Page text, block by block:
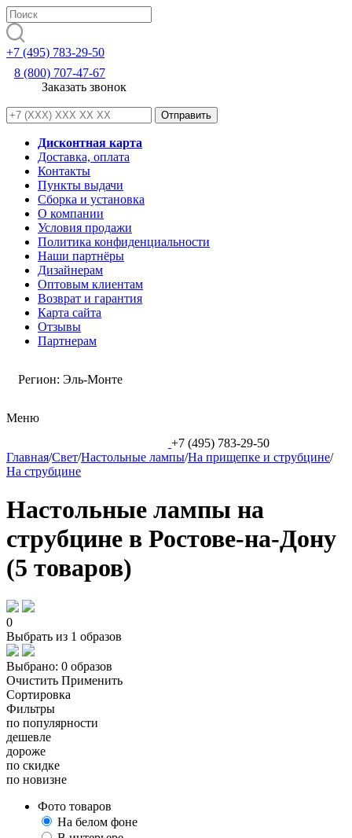
+7 (495) 783-29-50
8 (800) 707-47-67
Заказать звонок
Дисконтная карта
Доставка, оплата
Контакты
Пункты выдачи
Сборка и установка
О компании
Условия продажи
Политика конфиденциальности
Наши партнёры
Дизайнерам
Оптовым клиентам
Возврат и гарантия
Карта сайта
Отзывы
Партнерам
Регион: Эль-Монте
Меню
+7 (495) 783-29-50
Главная/Свет/Настольные лампы/На прищепке и струбцине/
На струбцине
Настольные лампы на
струбцине в Ростове-на-Дону
(5 товаров)
0
Выбрать из 1 образов
Выбрано: 0 образов
Очистить Применить
Сортировка
Фильтры
по популярности
дешевле
дороже
по скидке
по новизне
Фото товаров
На белом фоне